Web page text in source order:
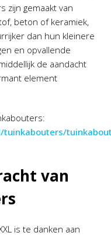
zijn gemaakt van
beton of keramiek,
dan hun kleinere
en opvallende
de aandacht
element
van
is te danken aan